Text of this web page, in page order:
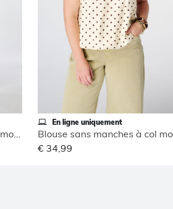
En ligne uniquement
€ 34,99